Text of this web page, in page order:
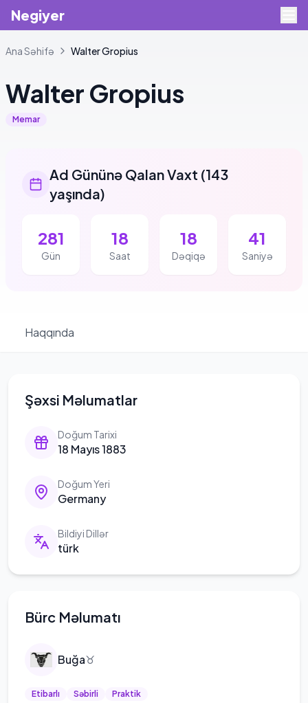
Negiyer
Ana Səhifə WalterGropius
Walter Gropius
Memar
Ad Gününə Qalan Vaxt (143
yaşında)
281
Gün
18
Saat
18
Dəqiqə
41
Saniyə
Haqqında
Şəxsi Məlumatlar
Doğum Tarixi
18 Mayıs 1883
Doğum Yeri
Germany
Bildiyi Dillər
türk
Bürc Məlumatı
Buğa♉
Etibarlı Səbirli Praktik